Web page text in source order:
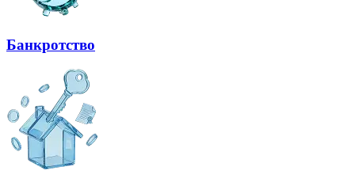
Банкротство